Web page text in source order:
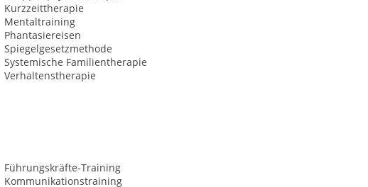
Kurzzeittherapie
Mentaltraining
Phantasiereisen
Spiegelgesetzmethode
Systemische Familientherapie
Verhaltenstherapie
Führungskräfte-Training
Kommunikationstraining